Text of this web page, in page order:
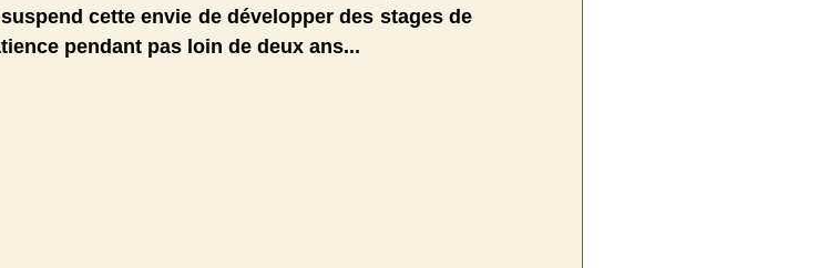
cette envie de développer des stages de
pendant pas loin de deux ans...